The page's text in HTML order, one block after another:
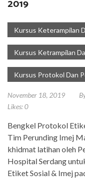
2019
Kursus Keterampilan
Kursus Ketrampilan
Kursus Protokol Dan
November 18, 2019
Likes:0
Bengkel Protokol
Tim Perunding Imej
khidmat latihan oleh
Hospital Serdang
Etiket Sosial & Imej